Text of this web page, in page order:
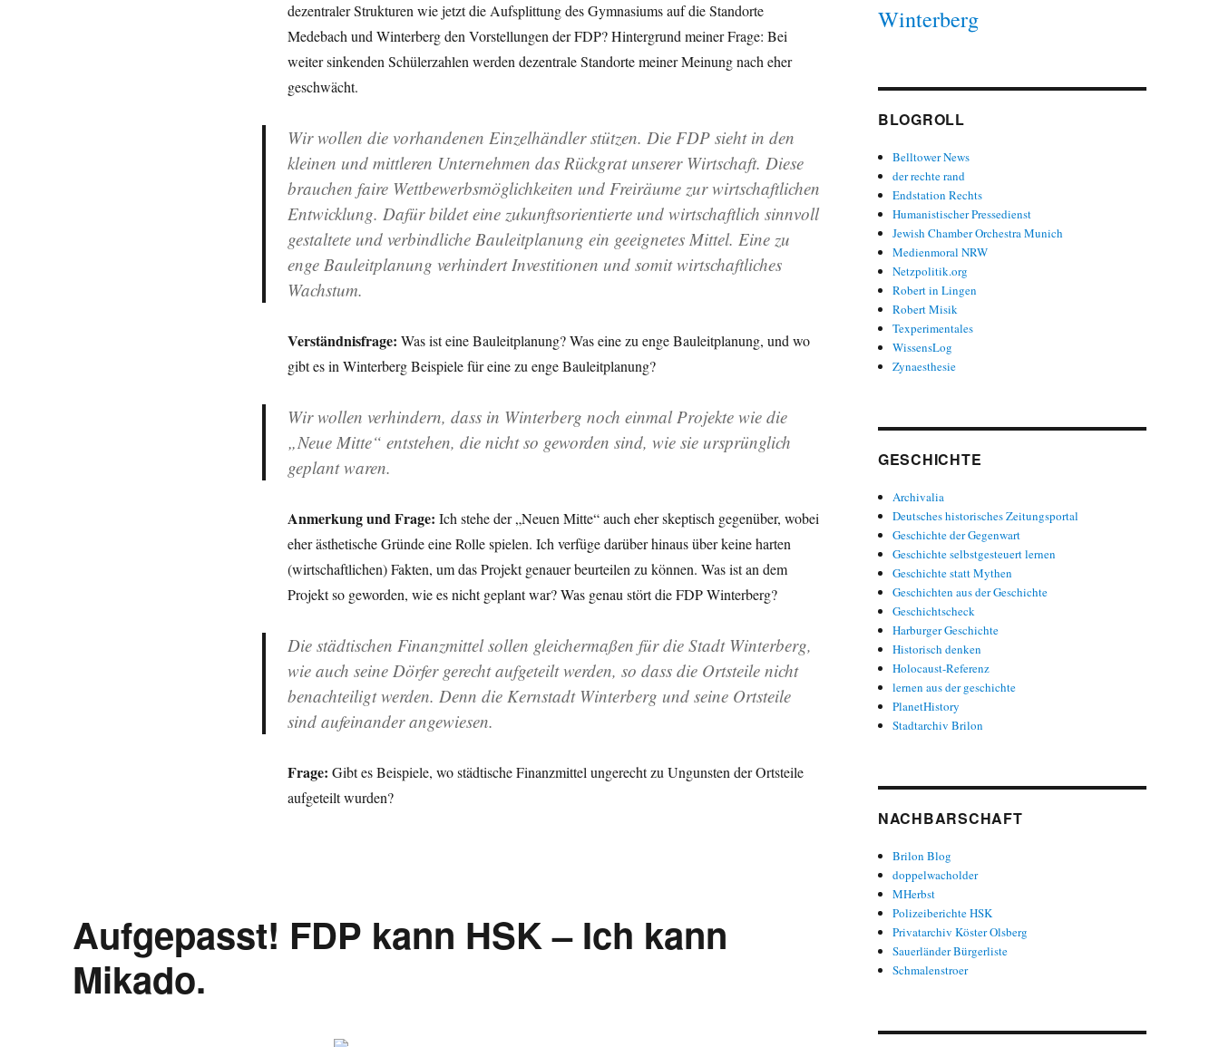
dezentraler Strukturen wie jetzt die Aufsplittung des Gymnasiums auf die Standorte
Medebach und Winterberg den Vorstellungen der FDP? Hintergrund meiner Frage: Bei
weiter sinkenden Schülerzahlen werden dezentrale Standorte meiner Meinung nach eher
geschwächt.
Wir wollen die vorhandenen Einzelhändler stützen. Die FDP sieht in den
kleinen und mittleren Unternehmen das Rückgrat unserer Wirtschaft. Diese
brauchen faire Wettbewerbsmöglichkeiten und Freiräume zur wirtschaftlichen
Entwicklung. Dafür bildet eine zukunftsorientierte und wirtschaftlich sinnvoll
gestaltete und verbindliche Bauleitplanung ein geeignetes Mittel. Eine zu
enge Bauleitplanung verhindert Investitionen und somit wirtschaftliches
Wachstum.
Verständnisfrage: Was ist eine Bauleitplanung? Was eine zu enge Bauleitplanung, und wo
gibt es in Winterberg Beispiele für eine zu enge Bauleitplanung?
Wir wollen verhindern, dass in Winterberg noch einmalProjekte wie die
„Neue Mitte“ entstehen, die nicht so geworden sind, wie sie ursprünglich
geplantwaren.
Anmerkung und Frage: Ich stehe der „Neuen Mitte“ auch eher skeptisch gegenüber, wobei
eher ästhetische Gründe eine Rolle spielen. Ich verfüge darüber hinaus über keine harten
(wirtschaftlichen) Fakten, um das Projekt genauer beurteilen zu können. Was ist an dem
Projekt so geworden, wie es nicht geplant war? Was genau stört die FDP Winterberg?
Die städtischen Finanzmittel sollen gleichermaßen für die Stadt Winterberg,
wie auch seine Dörfer gerecht aufgeteilt werden, so dass die Ortsteile nicht
benachteiligt werden. Denn die Kernstadt Winterberg und seine Ortsteile
sind aufeinander angewiesen.
Frage: Gibt es Beispiele, wo städtische Finanzmittel ungerecht zu Ungunsten der Ortsteile
aufgeteilt wurden?
Aufgepasst! FDP kann HSK – Ich kann
Mikado.
Winterberg
BLOGROLL
Belltower News
der rechte rand
Endstation Rechts
Humanistischer Pressedienst
Jewish Chamber Orchestra Munich
Medienmoral NRW
Netzpolitik.org
Robert in Lingen
Robert Misik
Texperimentales
WissensLog
Zynaesthesie
GESCHICHTE
Archivalia
Deutsches historisches Zeitungsportal
Geschichte der Gegenwart
Geschichte selbstgesteuert lernen
Geschichte statt Mythen
Geschichten aus der Geschichte
Geschichtscheck
Harburger Geschichte
Historisch denken
Holocaust-Referenz
lernen aus der geschichte
PlanetHistory
Stadtarchiv Brilon
NACHBARSCHAFT
Brilon Blog
doppelwacholder
MHerbst
Polizeiberichte HSK
Privatarchiv Köster Olsberg
Sauerländer Bürgerliste
Schmalenstroer